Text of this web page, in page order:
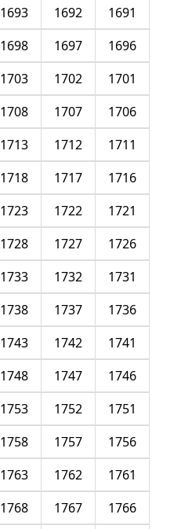
1691
1692
1693
1696
1697
1698
1701
1702
1703
1706
1707
1708
1711
1712
1713
1716
1717
1718
1721
1722
1723
1726
1727
1728
1731
1732
1733
1736
1737
1738
1741
1742
1743
1746
1747
1748
1751
1752
1753
1756
1757
1758
1761
1762
1763
1766
1767
1768